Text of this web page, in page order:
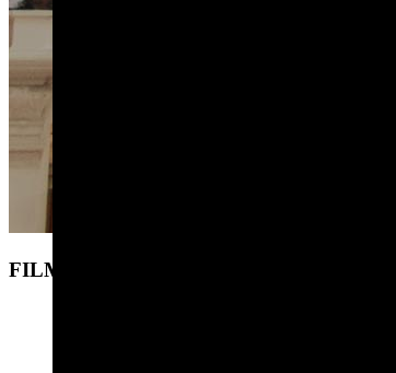
FILM RADNIČKA KLASA IDE U PAKAO